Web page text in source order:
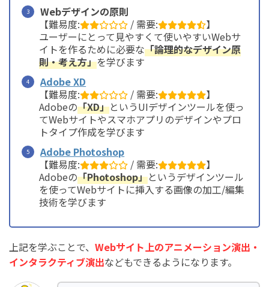
Webデザインの原則
【難易度:
/ 需要:
】
ユーザーにとって見やすくて使いやすいWebサ
イトを作るために必要な「論理的なデザイン原
則・考え方」を学びます
Adobe XD
【難易度:
/ 需要:
】
Adobeの「XD」というUIデザインツールを使っ
てWebサイトやスマホアプリのデザインやプロ
トタイプ作成を学びます
Adobe Photoshop
【難易度:
/ 需要:
】
Adobeの「Photoshop」というデザインツール
を使ってWebサイトに挿入する画像の加工/編集
技術を学びます
上記を学ぶことで、 Webサイト上のアニメーション演出・
インタラクティブ演出などもできるようになります。